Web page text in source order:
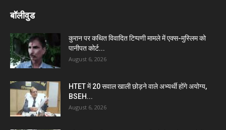
बॉलीवुड
कुरान पर कथित विवादित टिप्पणी मामले में एक्स-मुस्लिम को
पानीपत कोर्ट...
August 6, 2026
HTET में 20 सवाल खाली छोड़ने वाले अभ्यर्थी होंगे अयोग्य,
BSEH...
August 6, 2026